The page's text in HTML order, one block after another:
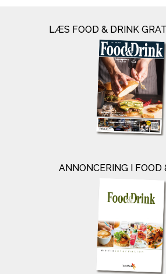
LÆS FOOD & DRINK
ANNONCERING I FOOD